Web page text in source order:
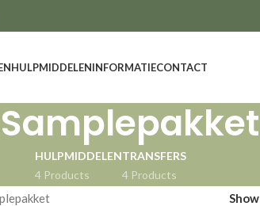
HULPMIDDELENINFORMATIECONTACT
Samplepakket
HULPMIDDELEN
4 Products
TRANSFERS
4 Products
Show